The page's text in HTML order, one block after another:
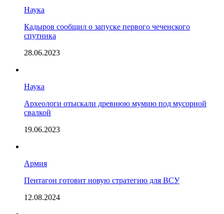
Наука
Кадыров сообщил о запуске первого чеченского
спутника
28.06.2023
Наука
Археологи отыскали древнюю мумию под мусорной
свалкой
19.06.2023
Армия
Пентагон готовит новую стратегию для ВСУ
12.08.2024